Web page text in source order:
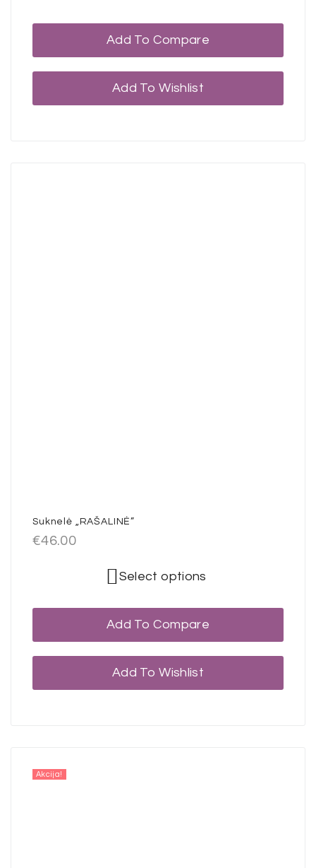
Add To Compare
Add To Wishlist
Suknelė „RAŠALINĖ”
€46.00
Select options
Add To Compare
Add To Wishlist
Akcija!